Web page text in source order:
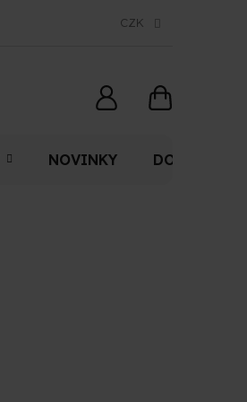
CZK
NÁKUPNÍ
KOŠÍK
NOVINKY DOPLŇKY